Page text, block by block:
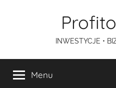
INWESTYCJE •
Menu